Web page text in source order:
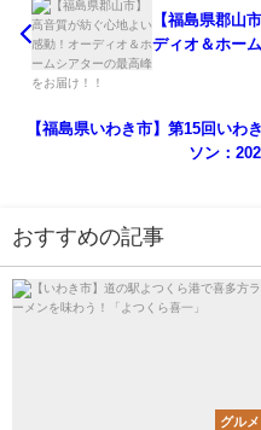
【福島県郡山
ディオ＆ホー
【福島県いわき市】第15回いわ
ソン：
おすすめの記事
グルメ